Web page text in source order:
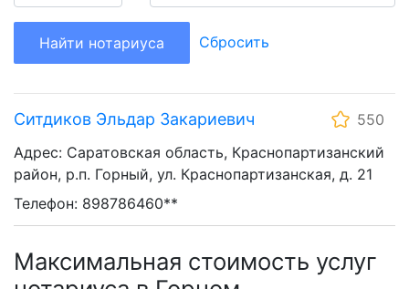
Найти нотариуса Сбросить
Ситдиков Эльдар Закариевич
550
Адрес: Саратовская область, Краснопартизанский
район, р.п. Горный, ул. Краснопартизанская, д. 21
Телефон: 898786460**
Максимальная стоимость услуг